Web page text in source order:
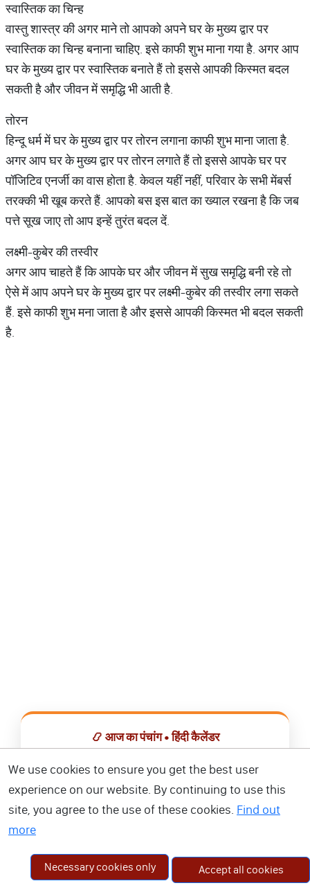
स्वास्तिक का चिन्ह
वास्तु शास्त्र की अगर माने तो आपको अपने घर के मुख्य द्वार पर
स्वास्तिक का चिन्ह बनाना चाहिए. इसे काफी शुभ माना गया है. अगर आप
घर के मुख्य द्वार पर स्वास्तिक बनाते हैं तो इससे आपकी किस्मत बदल
सकती है और जीवन में समृद्धि भी आती है.
तोरन
हिन्दू धर्म में घर के मुख्य द्वार पर तोरन लगाना काफी शुभ माना जाता है.
अगर आप घर के मुख्य द्वार पर तोरन लगाते हैं तो इससे आपके घर पर
पॉजिटिव एनर्जी का वास होता है. केवल यहीं नहीं, परिवार के सभी मेंबर्स
तरक्की भी खूब करते हैं. आपको बस इस बात का ख्याल रखना है कि जब
पत्ते सूख जाए तो आप इन्हें तुरंत बदल दें.
लक्ष्मी-कुबेर की तस्वीर
अगर आप चाहते हैं कि आपके घर और जीवन में सुख समृद्धि बनी रहे तो
ऐसे में आप अपने घर के मुख्य द्वार पर लक्ष्मी-कुबेर की तस्वीर लगा सकते
हैं. इसे काफी शुभ मना जाता है और इससे आपकी किस्मत भी बदल सकती
है.
📿 आज का पंचांग • हिंदी कैलेंडर
📅 हिंदी कैलेंडर ऐप डाउनलोड करें
We use cookies to ensure you get the best user
experience on our website. By continuing to use this
site, you agree to the use of these cookies. Find out
more
Necessary cookies only Accept all cookies